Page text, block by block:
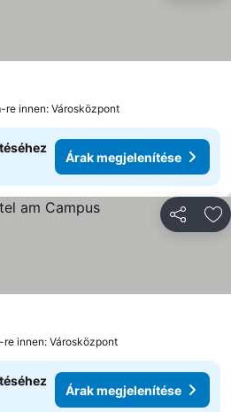
re innen: Városközpont
Árak megjelenítése
innen: Városközpont
Árak megjelenítése